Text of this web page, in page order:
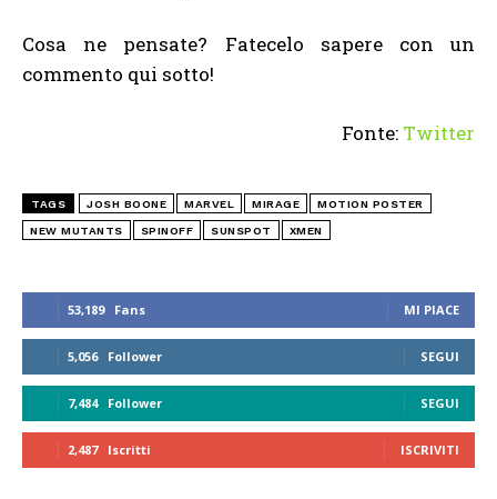
53,189 Fans MI PIACE
5,056 Follower SEGUI
7,484 Follower SEGUI
2,487 Iscritti ISCRIVITI
Cosa ne pensate? Fatecelo sapere con un
commento qui sotto!
Fonte: Twitter
TAGS JOSH BOONE MARVEL MIRAGE MOTION POSTER
NEW MUTANTS SPINOFF SUNSPOT XMEN